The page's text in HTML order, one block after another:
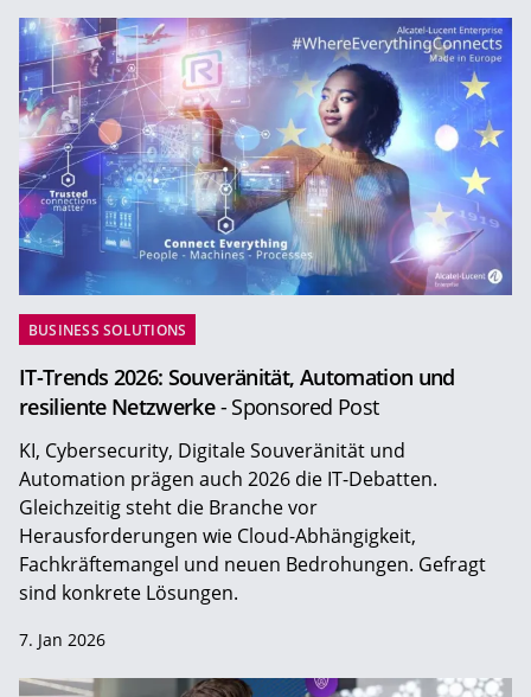
BUSINESS SOLUTIONS
IT-Trends 2026: Souveränität, Automation und
resiliente Netzwerke- Sponsored Post
KI, Cybersecurity, Digitale Souveränität und
Automation prägen auch 2026 die IT-Debatten.
Gleichzeitig steht die Branche vor
Herausforderungen wie Cloud-Abhängigkeit,
Fachkräftemangel und neuen Bedrohungen. Gefragt
sind konkrete Lösungen.
7. Jan 2026